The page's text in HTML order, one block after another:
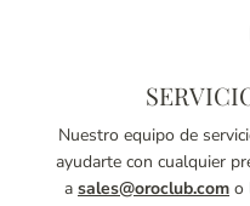
Nuestro equipo de
ayudarte con cualquier
a sales@oroclub.com o